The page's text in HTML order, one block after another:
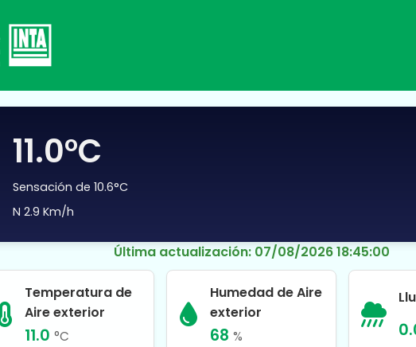
11.0°C
Sensación de 10.6°C
N 2.9 Km/h
Última actualización: 07/08/2026 18:45:00
Temperatura de
Aire exterior
11.0 °C
Humedad de Aire
exterior
68 %